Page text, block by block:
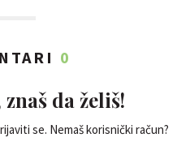
0
da želiš!
se. Nemaš korisnički račun?